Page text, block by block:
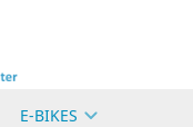
E-BIKES